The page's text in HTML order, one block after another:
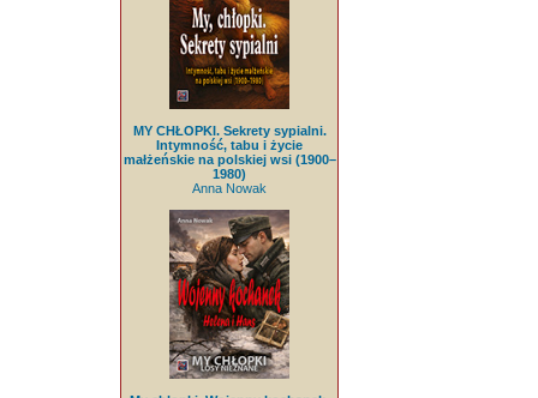
MY CHŁOPKI. Sekrety sypialni.
Intymność, tabu i życie
małżeńskie na polskiej wsi (1900–
1980)
Anna Nowak